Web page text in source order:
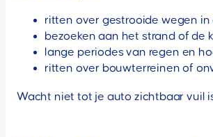
ritten over gestrooide wegen in
bezoeken aan het strand of de
lange periodes van regen en
ritten over bouwterreinen of
Wacht niet tot je auto zichtbaar vuil